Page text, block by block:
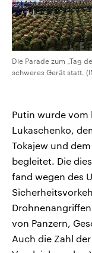
Die Parade zum „Tag
schweres Gerät statt.
Putin wurde vom
Lukaschenko,
Tokajew und
begleitet. Die
fand wegen des
von Panzern,
Auch die Zahl